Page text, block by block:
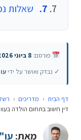
שאלות
פורסם: 8 ביוני 2026
✓ נבדק ואושר על ידי
דף הבית › מדריכים ›
דין חשוב בתחום הולדה
מאת: